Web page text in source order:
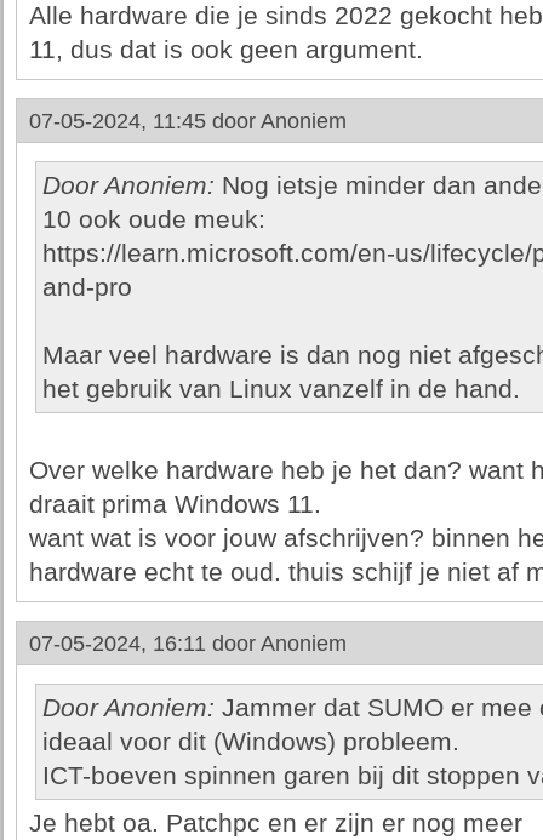
Alle hardware die je sinds 2022 gekocht
11, dus dat is ook geen argument.
07-05-2024, 11:45 door Anoniem
Door Anoniem: Nog ietsje minder dan
10 ook oude meuk:
https://learn.microsoft.com/en-us/
and-pro
Maar veel hardware is dan nog niet
het gebruik van Linux vanzelf in de hand.
Over welke hardware heb je het dan? want
draait prima Windows 11.
want wat is voor jouw afschrijven? binnen
hardware echt te oud. thuis schijf je niet af
07-05-2024, 16:11 door Anoniem
Door Anoniem: Jammer dat SUMO er
ideaal voor dit (Windows) probleem.
ICT-boeven spinnen garen bij dit stoppen
Je hebt oa. Patchpc en er zijn er nog meer